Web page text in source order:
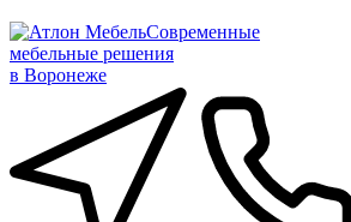
Современные
мебельные решения
в Воронеже